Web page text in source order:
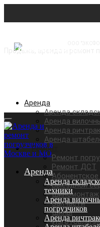
Продажа, аренда и ремонт
Аренда
Аренда
Аренда
Аренда
Аренда
Ремонт
Ремонт
Ремонт ДСТ
Выездной
Шиномонтаж
Запчасти
Шины
Аренда
Аренда
техники
Аренда
погрузчиков
Аренда